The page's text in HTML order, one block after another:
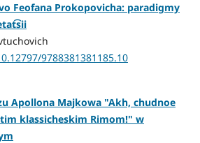
Feofana Prokopovicha: paradigmy
9788381381185.10
Apollona Majkowa "Akh, chudnoe
klassicheskim Rimom!" w